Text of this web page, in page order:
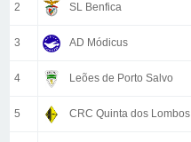
2 SL Benfica
3 AD Módicus
4 Leões de Porto Salvo
5 CRC Quinta dos Lombos